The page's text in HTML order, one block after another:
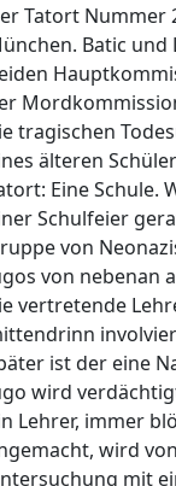
Tatort Nummer
Batic und
tragischen
älteren
Eine Schule.
Schulfeier
von
von nebenan
vertretende
ist der eine
wird
Lehrer, immer
wird
mit